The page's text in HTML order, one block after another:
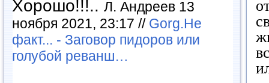
Хорошо!!!.. Л. Андреев 13
ноября 2021, 23:17 // Gorg.Не
факт... - Заговор пидоров или
голубой реванш…